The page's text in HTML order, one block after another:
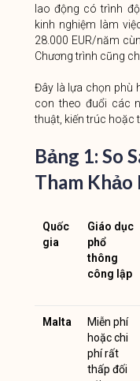
lao động có trình
kinh nghiệm làm
28.000 EUR/năm
Chương trình cũng
Đây là lựa chọn phù
con theo đuổi các
thuật, kiến trúc hoặc
Bảng 1: So
Tham Khảo
Quốc
gia
Giáo dục
phổ
thông
công lập
Malta
Miễn phí
hoặc chi
phí rất
thấp đối